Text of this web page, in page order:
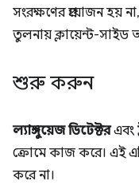
সংরক্ষণের প্রয়োজন হয়
তুলনায় ক্লায়েন্ট-সাইড
শুরু করুন
ল্যাঙ্গুয়েজ ডিটেক্টরএবং
ক্রোমে কাজ করে। এই
করে না।